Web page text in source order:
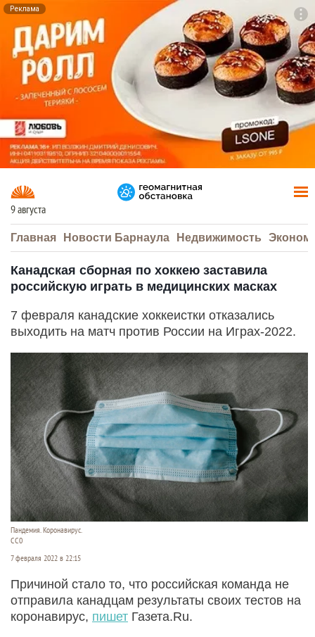
Реклама
9 августа
Главная Новости Барнаула Недвижимость
Канадская сборная по хоккею заставила
российскую играть в медицинских масках
7 февраля канадские хоккеистки отказались
выходить на матч против России на Играх-2022.
Пандемия. Коронавирус.
СС0
7 февраля 2022 в 22:15
Причиной стало то, что российская команда не
отправила канадцам результаты своих тестов на
коронавирус, пишет Газета.Ru.